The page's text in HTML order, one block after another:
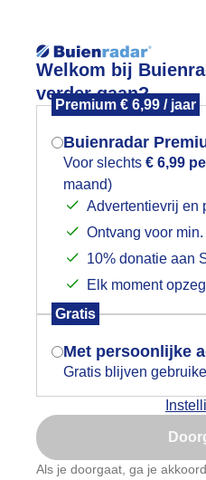
Welkom bij
verder gaan?
Premium € 6,99 / jaar
Buienradar
Voor slechts € 6,99
maand)
Advertentievrij en
Ontvang voor
10% donatie aan
Elk moment
Gratis
Met persoonlijke
Gratis blijven
Als je doorgaat, ga je
Foto en video
Mogen we je
het
Indien je hier nog
gegeven, verschijnt
je browser waarin
Is goed,
Nu niet,